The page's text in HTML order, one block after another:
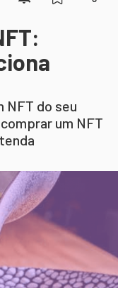
NFT do seu
um NFT